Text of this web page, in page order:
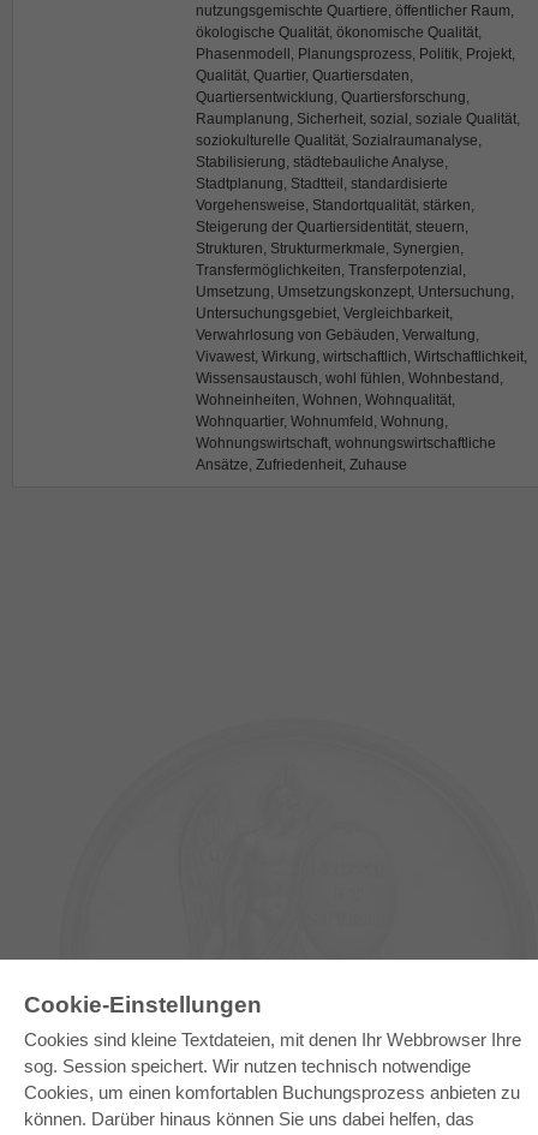
Cookie-Einstellungen
Cookies sind kleine Textdateien, mit denen Ihr Webbrowser Ihre
sog. Session speichert. Wir nutzen technisch notwendige
Cookies, um einen komfortablen Buchungsprozess anbieten zu
können. Darüber hinaus können Sie uns dabei helfen, das
nutzungsgemischte Quartiere, öffentlicher Raum,
ökologische Qualität, ökonomische Qualität,
Phasenmodell, Planungsprozess, Politik, Projekt,
Qualität, Quartier, Quartiersdaten,
Quartiersentwicklung, Quartiersforschung,
Raumplanung, Sicherheit, sozial, soziale Qualität,
soziokulturelle Qualität, Sozialraumanalyse,
Stabilisierung, städtebauliche Analyse,
Stadtplanung, Stadtteil, standardisierte
Vorgehensweise, Standortqualität, stärken,
Steigerung der Quartiersidentität, steuern,
Strukturen, Strukturmerkmale, Synergien,
Transfermöglichkeiten, Transferpotenzial,
Umsetzung, Umsetzungskonzept, Untersuchung,
Untersuchungsgebiet, Vergleichbarkeit,
Verwahrlosung von Gebäuden, Verwaltung,
Vivawest, Wirkung, wirtschaftlich, Wirtschaftlichkeit,
Wissensaustausch, wohl fühlen, Wohnbestand,
Wohneinheiten, Wohnen, Wohnqualität,
Wohnquartier, Wohnumfeld, Wohnung,
Wohnungswirtschaft, wohnungswirtschaftliche
Ansätze, Zufriedenheit, Zuhause
E-COLLECTION
Fachbereichspakete
Pick & Choose
Häufig gestellte Fragen (FAQ)